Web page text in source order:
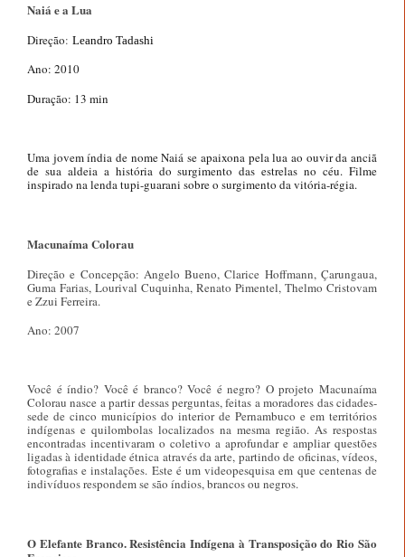
Naiá e a Lua
Direção: Leandro Tadashi
Ano: 2010
Duração: 13 min
Uma jovem índia de nome Naiá se apaixona pela lua ao ouvir da anciã
de sua aldeia a história do surgimento das estrelas no céu. Filme
inspirado na lenda tupi-guarani sobre o surgimento da vitória-régia.
Macunaíma Colorau
Direção e Concepção: Angelo Bueno, Clarice Hoffmann, Çarungaua,
Guma Farias, Lourival Cuquinha, Renato Pimentel, Thelmo Cristovam
e Zzui Ferreira.
Ano: 2007
Você é índio? Você é branco? Você é negro? O projeto Macunaíma
Colorau nasce a partir dessas perguntas, feitas a moradores das cidades-
sede de cinco municípios do interior de Pernambuco e em territórios
indígenas e quilombolas localizados na mesma região. As respostas
encontradas incentivaram o coletivo a aprofundar e ampliar questões
ligadas à identidade étnica através da arte, partindo de oficinas, vídeos,
fotografias e instalações. Este é um videopesquisa em que centenas de
indivíduos respondem se são índios, brancos ou negros.
O Elefante Branco. Resistência Indígena à Transposição do Rio São